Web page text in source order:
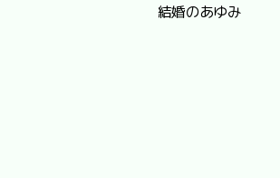
結婚のあゆみ